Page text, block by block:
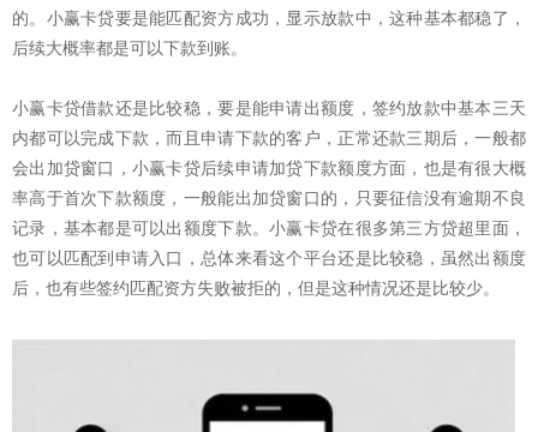
的。小赢卡贷要是能匹配资方成功，显示放款中，这种基本都稳了，
后续大概率都是可以下款到账。
小赢卡贷借款还是比较稳，要是能申请出额度，签约放款中基本三天
内都可以完成下款，而且申请下款的客户，正常还款三期后，一般都
会出加贷窗口，小赢卡贷后续申请加贷下款额度方面，也是有很大概
率高于首次下款额度，一般能出加贷窗口的，只要征信没有逾期不良
记录，基本都是可以出额度下款。小赢卡贷在很多第三方贷超里面，
也可以匹配到申请入口，总体来看这个平台还是比较稳，虽然出额度
后，也有些签约匹配资方失败被拒的，但是这种情况还是比较少。